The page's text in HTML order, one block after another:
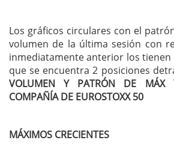
Los gráficos circulares con el
volumen de la última sesión con
inmediatamente anterior los
que se encuentra 2 posiciones
VOLUMEN Y PATRÓN DE
COMPAÑÍA DE EUROSTOXX 50
MÁXIMOS CRECIENTES